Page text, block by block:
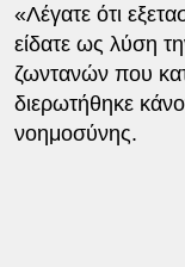
«Λέγατε ότι
είδατε ως λύση
ζωντανών που
διερωτήθηκε
νοημοσύνης.